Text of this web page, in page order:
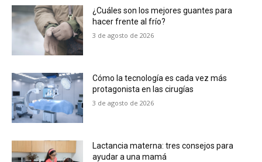
¿Cuáles son los mejores guantes para
hacer frente al frío?
3 de agosto de 2026
Cómo la tecnología es cada vez más
protagonista en las cirugías
3 de agosto de 2026
Lactancia materna: tres consejos para
ayudar a una mamá